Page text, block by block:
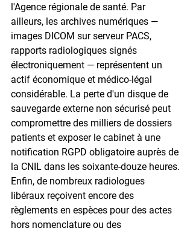
l'Agence régionale de santé. Par
ailleurs, les archives numériques —
images DICOM sur serveur PACS,
rapports radiologiques signés
électroniquement — représentent un
actif économique et médico-légal
considérable. La perte d'un disque de
sauvegarde externe non sécurisé peut
compromettre des milliers de dossiers
patients et exposer le cabinet à une
notification RGPD obligatoire auprès de
la CNIL dans les soixante-douze heures.
Enfin, de nombreux radiologues
libéraux reçoivent encore des
règlements en espèces pour des actes
hors nomenclature ou des